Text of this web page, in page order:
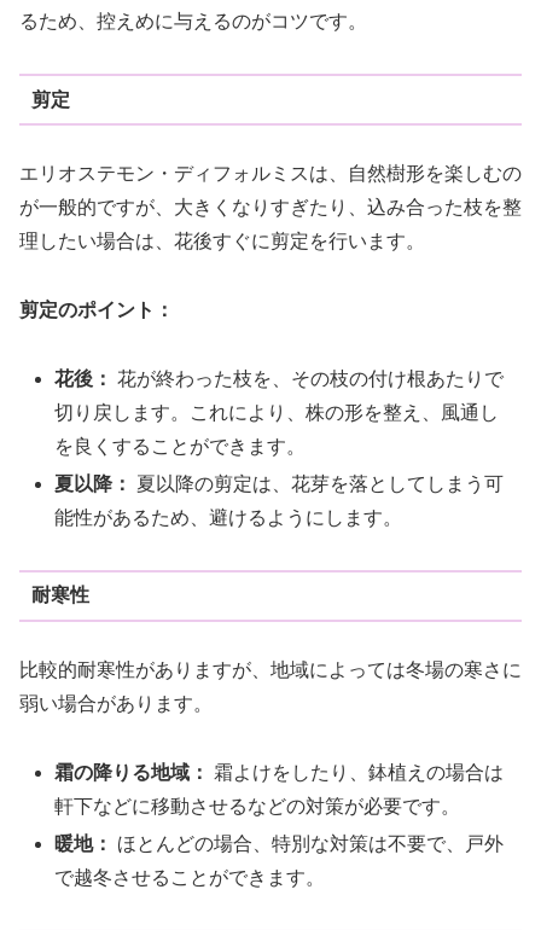
るため、控えめに与えるのがコツです。
剪定
エリオステモン・ディフォルミスは、自然樹形を楽しむの
が一般的ですが、大きくなりすぎたり、込み合った枝を整
理したい場合は、花後すぐに剪定を行います。
剪定のポイント：
花後： 花が終わった枝を、その枝の付け根あたりで
切り戻します。これにより、株の形を整え、風通し
を良くすることができます。
夏以降：
夏以降の剪定は、花芽を落としてしまう可
能性があるため、避けるようにします。
耐寒性
比較的耐寒性がありますが、地域によっては冬場の寒さに
弱い場合があります。
霜の降りる地域：
霜よけをしたり、鉢植えの場合は
軒下などに移動させるなどの対策が必要です。
暖地：
ほとんどの場合、特別な対策は不要で、戸外
で越冬させることができます。